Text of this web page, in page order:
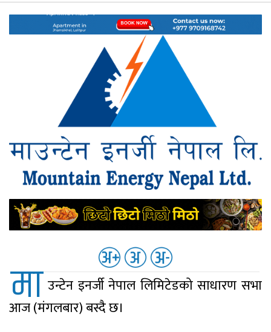
वित्त
अन्य
मा उन्टेन इनर्जी नेपाल लिमिटेडको साधारण सभा
आज (मंगलबार) बस्दै छ।